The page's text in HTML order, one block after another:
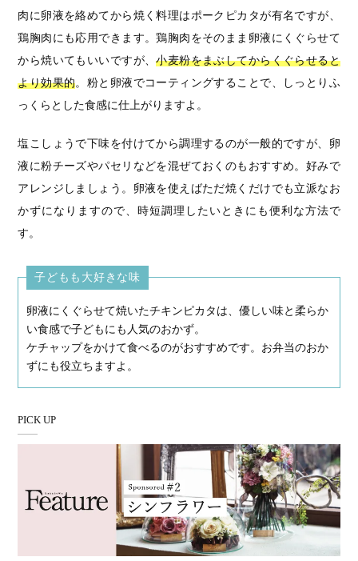
肉に卵液を絡めてから焼く料理はポークピカタが有名ですが、
鶏胸肉にも応用できます。鶏胸肉をそのまま卵液にくぐらせて
から焼いてもいいですが、小麦粉をまぶしてからくぐらせると
より効果的。粉と卵液でコーティングすることで、しっとりふ
っくらとした食感に仕上がりますよ。
塩こしょうで下味を付けてから調理するのが一般的ですが、卵
液に粉チーズやパセリなどを混ぜておくのもおすすめ。好みで
アレンジしましょう。卵液を使えばただ焼くだけでも立派なお
かずになりますので、時短調理したいときにも便利な方法で
す。
子どもも大好きな味
卵液にくぐらせて焼いたチキンピカタは、優しい味と柔らか
い食感で子どもにも人気のおかず。
ケチャップをかけて食べるのがおすすめです。お弁当のおか
ずにも役立ちますよ。
PICK UP